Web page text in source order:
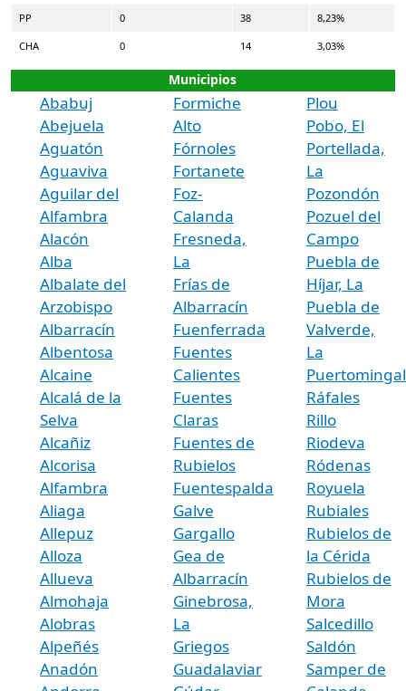
PP 0 38 8,23%
CHA 0 14 3,03%
Municipios
Ababuj
Abejuela
Aguatón
Aguaviva
Aguilar del
Alfambra
Alacón
Alba
Albalate del
Arzobispo
Albarracín
Albentosa
Alcaine
Alcalá de la
Selva
Alcañiz
Alcorisa
Alfambra
Aliaga
Allepuz
Alloza
Allueva
Almohaja
Alobras
Alpeñés
Anadón
Formiche
Alto
Fórnoles
Fortanete
Foz-
Calanda
Fresneda,
La
Frías de
Albarracín
Fuenferrada
Fuentes
Calientes
Fuentes
Claras
Fuentes de
Rubielos
Fuentespalda
Galve
Gargallo
Gea de
Albarracín
Ginebrosa,
La
Griegos
Guadalaviar
Plou
Pobo, El
Portellada,
La
Pozondón
Pozuel del
Campo
Puebla de
Híjar, La
Puebla de
Valverde,
La
Ráfales
Rillo
Riodeva
Ródenas
Royuela
Rubiales
Rubielos de
la Cérida
Rubielos de
Mora
Salcedillo
Saldón
Samper de